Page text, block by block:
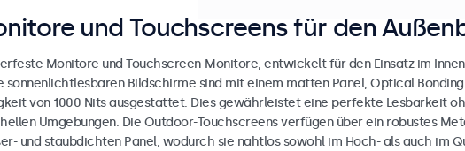
und Touchscreens für den
Monitore und Touchscreen-Monitore, entwickelt für den Einsatz im
sonnenlichtlesbaren Bildschirme sind mit einem matten Panel, Optical
von 1000 Nits ausgestattet. Dies gewährleistet eine perfekte Lesbarkeit
Umgebungen. Die Outdoor-Touchscreens verfügen über ein robustes
und staubdichten Panel, wodurch sie nahtlos sowohl im Hoch- als auch im